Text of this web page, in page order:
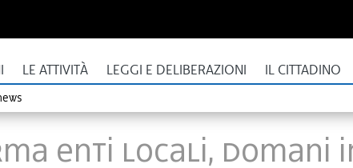
LE ATTIVITÀ LEGGI E DELIBERAZIONI IL CITTADINO
enti locali, domani